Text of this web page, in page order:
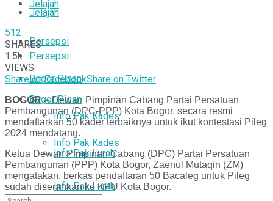
Jelajah
Persepsi
Bogor Pisan
Info Pak Kades
Info Pak Lurah
Jelajah
Persepsi
Bogor Pisan
Info Pak Kades
Info Pak Lurah
512
SHARES
1.5k
VIEWS
Share on FacebookShare on Twitter
BOGOR– Dewan Pimpinan Cabang Partai Persatuan
Pembangunan (DPC-PPP) Kota Bogor, secara resmi
mendaftarkan 50 kader terbaiknya untuk ikut kontestasi Pileg
2024 mendatang.
Ketua Dewan Pimpinan Cabang (DPC) Partai Persatuan
Pembangunan (PPP) Kota Bogor, Zaenul Mutaqin (ZM)
mengatakan, berkas pendaftaran 50 Bacaleg untuk Pileg
sudah diserahkan ke KPU Kota Bogor.